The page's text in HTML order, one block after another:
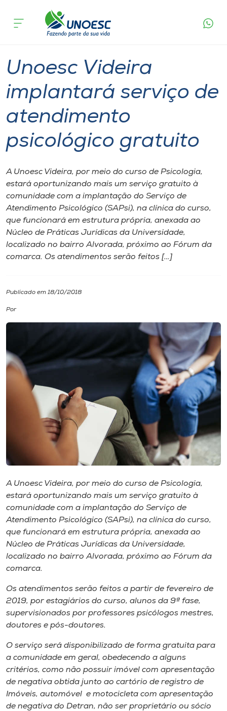
Cursos
Pesquisa
Atendimento ao Estudante
Portal de Ensino
A
Unoesc
Internacionalização
I.nova
Cultura
Biblioteca
Editora
Museu
Unoesc
o idioma
A+
A-
acontece
Unoesc Videira
implantará serviço de
atendimento
psicológico gratuito
A Unoesc Videira, por meio do curso de Psicologia,
estará oportunizando mais um serviço gratuito à
comunidade com a implantação do Serviço de
Atendimento Psicológico (SAPsi), na clínica do curso,
que funcionará em estrutura própria, anexada ao
Núcleo de Práticas Jurídicas da Universidade,
localizado no bairro Alvorada, próximo ao Fórum da
comarca. Os atendimentos serão feitos […]
Publicado em 18/10/2018
Por
A Unoesc Videira, por meio do curso de Psicologia,
estará oportunizando mais um serviço gratuito à
comunidade com a implantação do Serviço de
Atendimento Psicológico (SAPsi), na clínica do curso,
que funcionará em estrutura própria, anexada ao
Núcleo de Práticas Jurídicas da Universidade,
localizado no bairro Alvorada, próximo ao Fórum da
comarca.
Os atendimentos serão feitos a partir de fevereiro de
2019, por estagiários do curso, alunos da 9ª fase,
supervisionados por professores psicólogos mestres,
doutores e pós-doutores.
O serviço será disponibilizado de forma gratuita para
a comunidade em geral, obedecendo a alguns
critérios, como não possuir imóvel com apresentação
de negativa obtida junto ao cartório de registro de
Imóveis, automóvel e motocicleta com apresentação
de negativa do Detran, não ser proprietário ou sócio